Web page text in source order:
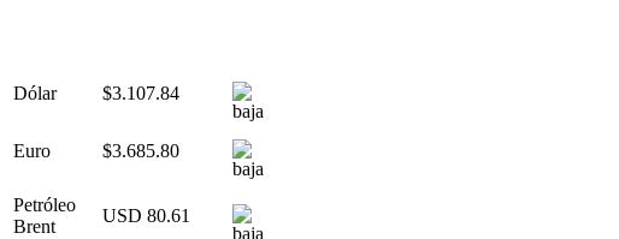
Dólar $3.107.84
Euro $3.685.80
Petróleo
Brent
USD 80.61